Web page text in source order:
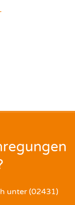
unter (02431)